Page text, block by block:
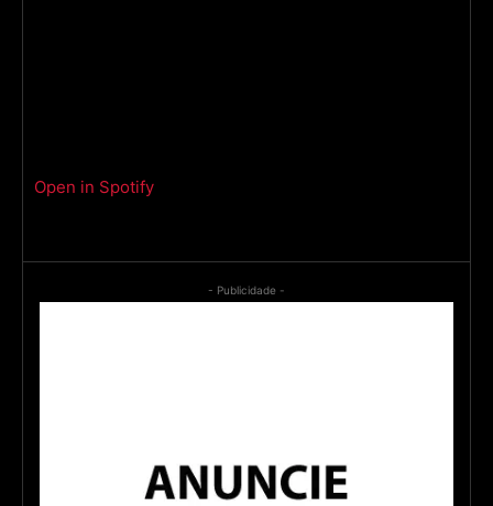
Open in Spotify
- Publicidade -